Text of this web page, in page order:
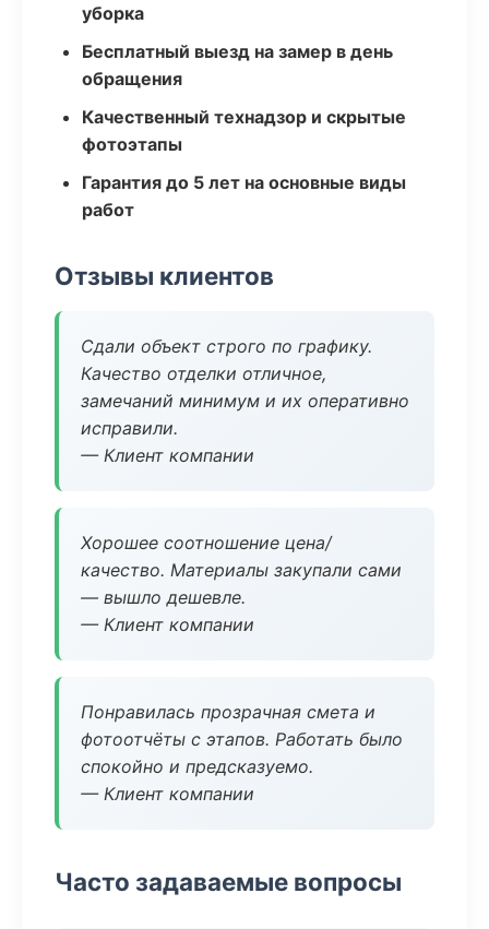
уборка
Бесплатный выезд на замер в день
обращения
Качественный технадзор и скрытые
фотоэтапы
Гарантия до 5 лет на основные виды
работ
Отзывы клиентов
Сдали объект строго по графику.
Качество отделки отличное,
замечаний минимум и их оперативно
исправили.
— Клиент компании
Хорошее соотношение цена/
качество. Материалы закупали сами
— вышло дешевле.
— Клиент компании
Понравилась прозрачная смета и
фотоотчёты с этапов. Работать было
спокойно и предсказуемо.
— Клиент компании
Часто задаваемые вопросы